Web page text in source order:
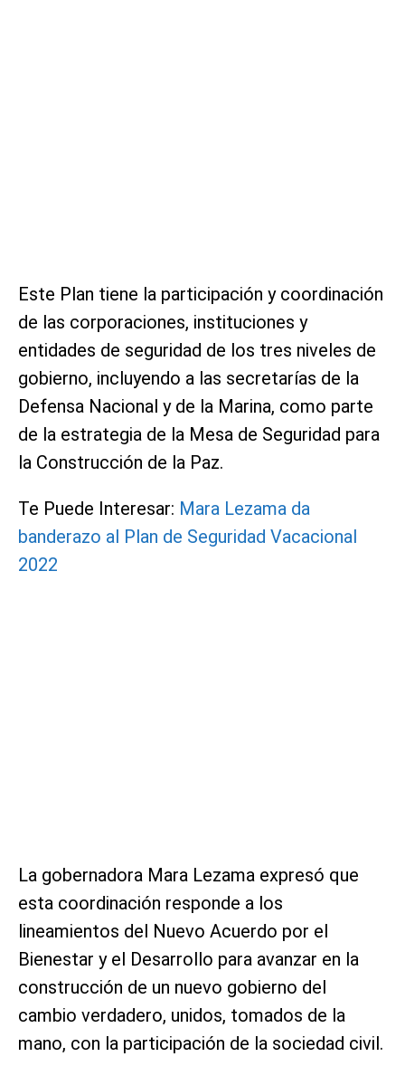
Este Plan tiene la participación y coordinación
de las corporaciones, instituciones y
entidades de seguridad de los tres niveles de
gobierno, incluyendo a las secretarías de la
Defensa Nacional y de la Marina, como parte
de la estrategia de la Mesa de Seguridad para
la Construcción de la Paz.
Te Puede Interesar: Mara Lezama da
banderazo al Plan de Seguridad Vacacional
2022
La gobernadora Mara Lezama expresó que
esta coordinación responde a los
lineamientos del Nuevo Acuerdo por el
Bienestar y el Desarrollo para avanzar en la
construcción de un nuevo gobierno del
cambio verdadero, unidos, tomados de la
mano, con la participación de la sociedad civil.